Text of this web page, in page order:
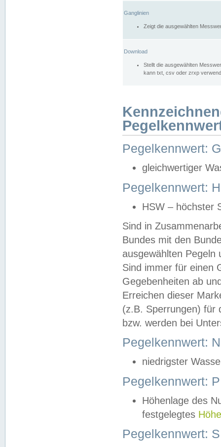
Ganglinien
Zeigt die ausgewählten
Download
Stellt die ausgewählten
kann txt, csv oder zrxp
Pegelkennwert:
gleichwertiger
Pegelkennwert:
HSW – höchster
Sind in
Bundes mit den
ausgewählten
Sind immer für einen
Gegebenheiten ab
Erreichen dieser
(z.B. Sperrungen) für
bzw. werden bei
Pegelkennwert:
niedrigster
Pegelkennwert:
Höhenlage des
festgelegtes
Pegelkennwert: